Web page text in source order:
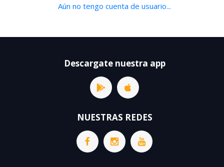
Aún no tengo cuenta de usuario...
Descargate nuestra app
NUESTRAS REDES